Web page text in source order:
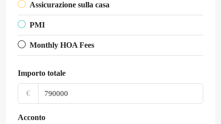
Assicurazione sulla casa
PMI
Monthly HOA Fees
Importo totale
€
Acconto